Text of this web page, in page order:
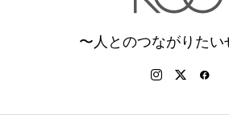
〜人とのつながりたい